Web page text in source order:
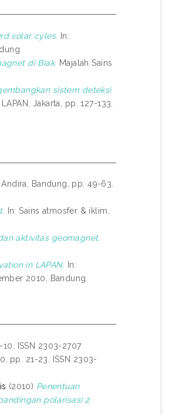
solar cyles. In:
di Biak. Majalah Sains
sistem deteksi
Jakarta, pp. 127-133.
Bandung, pp. 49-63.
In: Sains atmosfer & iklim,
aktivitas geomagnet.
in LAPAN. In:
2010, Bandung.
ISSN 2303-2707
pp. 21-23. ISSN 2303-
(2010) Penentuan
polarisasi 2